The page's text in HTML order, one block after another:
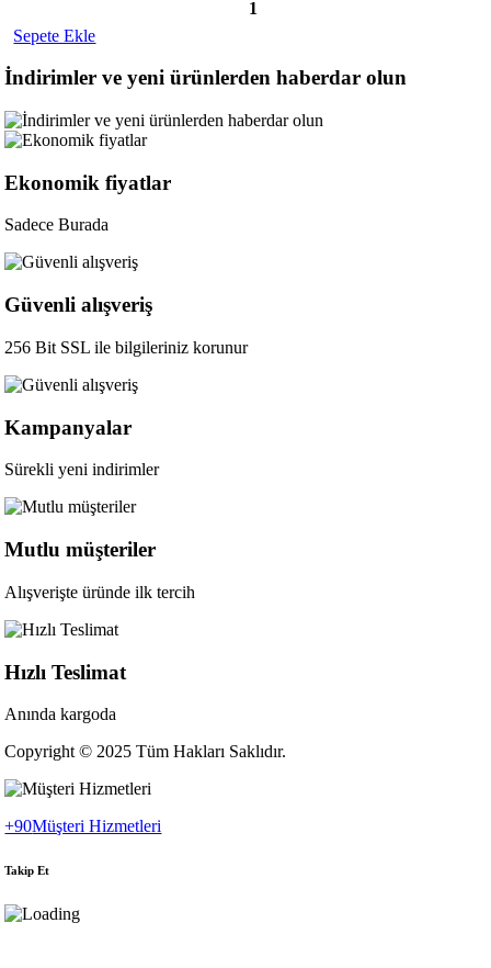
1
Sepete Ekle
İndirimler ve yeni ürünlerden haberdar olun
Ekonomik fiyatlar
Sadece Burada
Güvenli alışveriş
256 Bit SSL ile bilgileriniz korunur
Kampanyalar
Sürekli yeni indirimler
Mutlu müşteriler
Alışverişte üründe ilk tercih
Hızlı Teslimat
Anında kargoda
Copyright © 2025 Tüm Hakları Saklıdır.
+90Müşteri Hizmetleri
Takip Et